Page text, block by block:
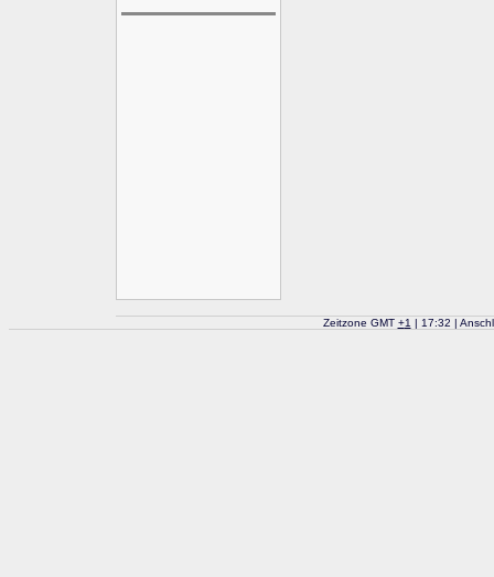
Zeitzone GMT +1 | 17:32 |